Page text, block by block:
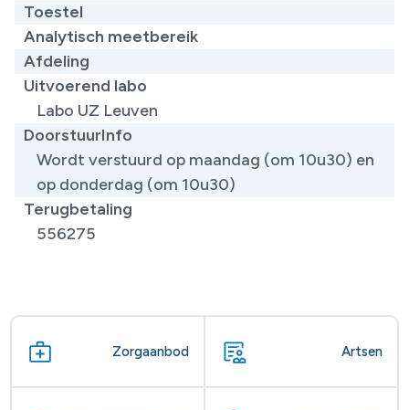
Toestel
Analytisch meetbereik
Afdeling
Uitvoerend labo
Labo UZ Leuven
DoorstuurInfo
Wordt verstuurd op maandag (om 10u30) en
op donderdag (om 10u30)
Terugbetaling
556275
Zorgaanbod Artsen